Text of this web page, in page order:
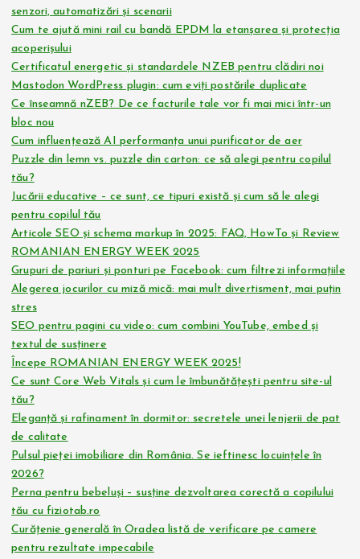
senzori, automatizări și scenarii
Cum te ajută mini rail cu bandă EPDM la etanșarea și protecția
acoperișului
Certificatul energetic și standardele NZEB pentru clădiri noi
Mastodon WordPress plugin: cum eviți postările duplicate
Ce înseamnă nZEB? De ce facturile tale vor fi mai mici într-un
bloc nou
Cum influențează AI performanța unui purificator de aer
Puzzle din lemn vs. puzzle din carton: ce să alegi pentru copilul
tău?
Jucării educative – ce sunt, ce tipuri există și cum să le alegi
pentru copilul tău
Articole SEO și schema markup în 2025: FAQ, HowTo și Review
ROMANIAN ENERGY WEEK 2025
Grupuri de pariuri și ponturi pe Facebook: cum filtrezi informațiile
Alegerea jocurilor cu miză mică: mai mult divertisment, mai puțin
stres
SEO pentru pagini cu video: cum combini YouTube, embed și
textul de susținere
Începe ROMANIAN ENERGY WEEK 2025!
Ce sunt Core Web Vitals și cum le îmbunătățești pentru site-ul
tău?
Eleganță și rafinament în dormitor: secretele unei lenjerii de pat
de calitate
Pulsul pieței imobiliare din România. Se ieftinesc locuințele în
2026?
Perna pentru bebeluși – susține dezvoltarea corectă a copilului
tău cu fiziotab.ro
Curățenie generală în Oradea listă de verificare pe camere
pentru rezultate impecabile